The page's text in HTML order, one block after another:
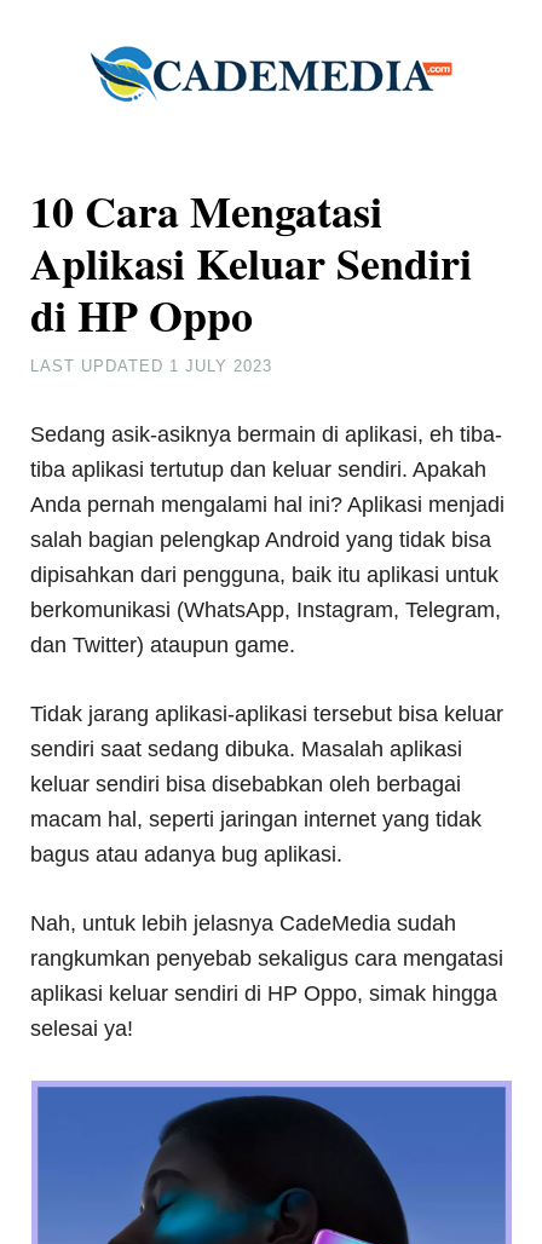
10 Cara Mengatasi
Aplikasi Keluar Sendiri
di HP Oppo
LAST UPDATED 1 JULY 2023
Sedang asik-asiknya bermain di aplikasi, eh tiba-
tiba aplikasi tertutup dan keluar sendiri. Apakah
Anda pernah mengalami hal ini? Aplikasi menjadi
salah bagian pelengkap Android yang tidak bisa
dipisahkan dari pengguna, baik itu aplikasi untuk
berkomunikasi (WhatsApp, Instagram, Telegram,
dan Twitter) ataupun game.
Tidak jarang aplikasi-aplikasi tersebut bisa keluar
sendiri saat sedang dibuka. Masalah aplikasi
keluar sendiri bisa disebabkan oleh berbagai
macam hal, seperti jaringan internet yang tidak
bagus atau adanya bug aplikasi.
Nah, untuk lebih jelasnya CadeMedia sudah
rangkumkan penyebab sekaligus cara mengatasi
aplikasi keluar sendiri di HP Oppo, simak hingga
selesai ya!